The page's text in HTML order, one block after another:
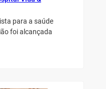
para a saúde
foi alcançada